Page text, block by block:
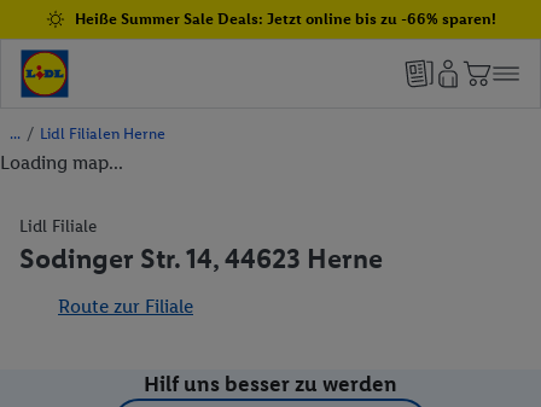
Heiße Summer Sale Deals: Jetzt online bis zu -66% sparen!
/ Lidl Filialen Herne
Loading map...
Lidl Filiale
Sodinger Str. 14, 44623 Herne
Route zur Filiale
Hilf uns besser zu werden